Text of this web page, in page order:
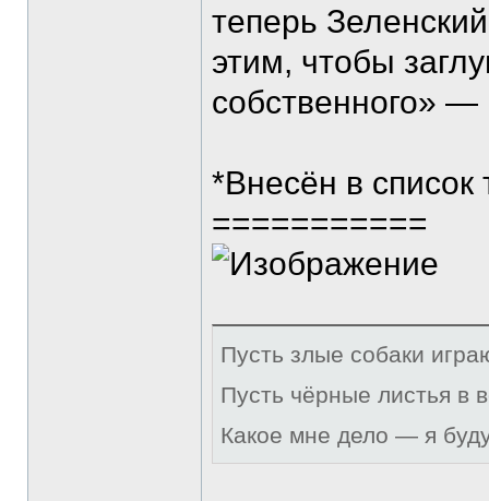
теперь
этим, чтобы
собственного»
*Внесён в список
===========
Пусть злые собаки
Пусть чёрные листья в
Какое мне дело — я